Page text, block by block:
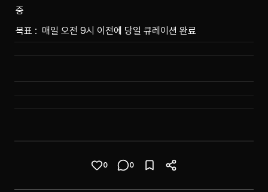
중
목표 :  매일 오전 9시 이전에 당일 큐레이션 완료
0 0